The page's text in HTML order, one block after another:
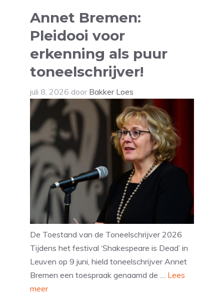
Annet Bremen:
Pleidooi voor
erkenning als puur
toneelschrijver!
juli 8, 2026 door Bakker Loes
De Toestand van de Toneelschrijver 2026
Tijdens het festival ‘Shakespeare is Dead’ in
Leuven op 9 juni, hield toneelschrijver Annet
Bremen een toespraak genaamd de … Lees
meer